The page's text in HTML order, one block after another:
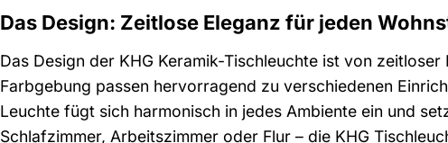
Das Design: Zeitlose Eleganz für jeden
Das Design der KHG Keramik-Tischleuchte ist von
Farbgebung passen hervorragend zu verschiedenen
Leuchte fügt sich harmonisch in jedes Ambiente ein und
Schlafzimmer, Arbeitszimmer oder Flur – die KHG